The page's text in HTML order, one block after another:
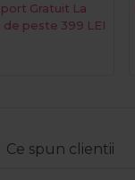
Gratuit La
de peste 399 LEI
Ce spun clientii